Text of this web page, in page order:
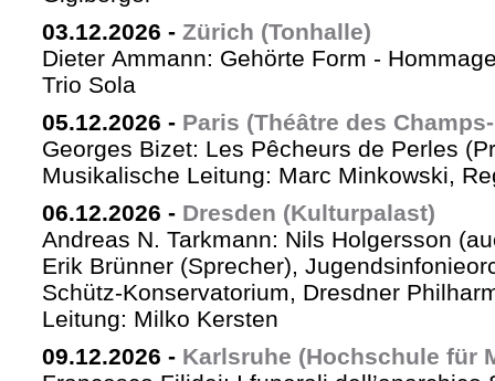
03.12.2026 - Zürich (Tonhalle)
Dieter Ammann: Gehörte Form -
Trio Sola
05.12.2026 - Paris (Théâtre des
Georges Bizet: Les Pêcheurs de Perles
Musikalische Leitung: Marc Minkowski,
06.12.2026 - Dresden (Kulturpalast)
Andreas N. Tarkmann: Nils Holgersson
Erik Brünner (Sprecher),
Schütz-Konservatorium, Dresdner
Leitung: Milko Kersten
09.12.2026 - Karlsruhe (Hochschule für